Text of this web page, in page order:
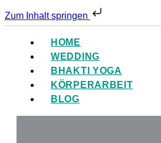
Zum Inhalt springen
HOME
WEDDING
BHAKTI YOGA
KÖRPERARBEIT
BLOG